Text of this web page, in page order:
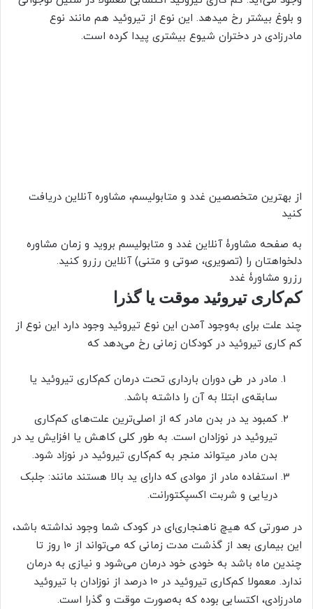
و بلوغ بیشتر رخ می‎دهد. این نوع از تیروئید هم مانند نوع
مادرزادی در دختران شیوع بیشتری پیدا کرده است.
از بهترین متخصصین غدد و متابولیسم، مشاوره آنلاین دریافت
کنید
به صفحه مشاورۀ آنلاین غدد و متابولیسم بروید و زمان مشاوره
دلخواهتان را (تصویری، صوتی و متنی) آنلاین رزرو کنید.
رزرو مشاورۀ غدد
کم‌کاری تیروئید موقت یا گذرا
چند علت برای به‌وجود آمدن این نوع تیروئید وجود دارد این نوع از
کم کاری تیروئید در کودکان زمانی رخ می‌دهد که
مادر در طی دوران بارداری تحت درمان کم‌کاری تیروئید یا
سابقه‌ی ابتلا به آن را داشته باشد.
کمبود ید در بدن مادر که از اصلی‌ترین علت‌های کم‌کاری
تیروئید در نوزادان است. به طور کلی کاهش یا افزایش ید در
بدن مادر می‎تواند منجر به کم‌کاری تیروئید در نوزاد شود.
استفاده مادر از موادی که دارای ید بالا هستند مانند: جلبک
دریایی و شربت اکسپکتورانت.
در صورتی که هیچ ناهنجاری‌ای در کودک شما وجود نداشته باشد،
این بیماری بعد از گذشت مدت زمانی که می‌تواند از 10 روز تا
چندین ماه باشد به خودی خود درمان می‌شود و نیازی به درمان
ندارد. معمولا کم‌کاری تیروئید در 10 درصد از نوزادان با تیروئید
مادرزادی، اکتسابی بوده که به‌صورت موقت و گذرا است.